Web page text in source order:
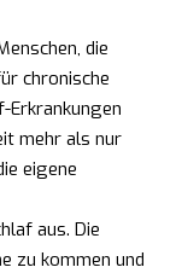
die
chronische
Erkrankungen
mehr als nur
eigene
aus. Die
zu kommen und